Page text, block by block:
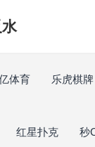
体育 乐虎棋牌
红星扑克 秒